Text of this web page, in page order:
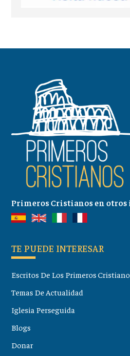
Primeros Cristianos en
TE PUEDE INTERESAR
Escritos De Los Primeros
Temas De Actualidad
Iglesia Perseguida
Blogs
Donar